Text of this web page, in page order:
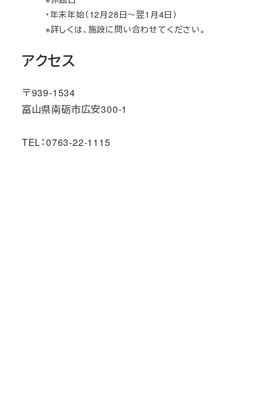
・年末年始（12月28日～翌1月4日）
※詳しくは、施設に問い合わせてください。
アクセス
〒939-1534
富山県南砺市広安300-1
TEL：0763-22-1115